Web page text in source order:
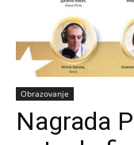
Obrazovanje
Nagrada